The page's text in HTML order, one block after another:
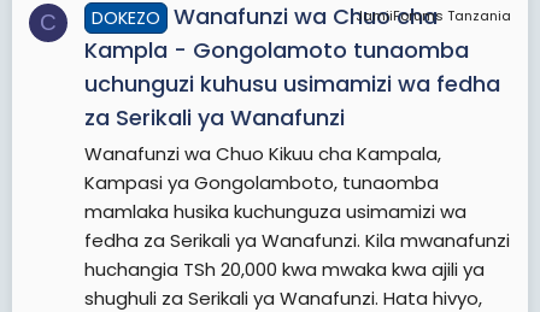
C JamiiForums Tanzania
DOKEZO
Wanafunzi wa Chuo cha
Kampla - Gongolamoto tunaomba
uchunguzi kuhusu usimamizi wa fedha
za Serikali ya Wanafunzi
Wanafunzi wa Chuo Kikuu cha Kampala,
Kampasi ya Gongolamboto, tunaomba
mamlaka husika kuchunguza usimamizi wa
fedha za Serikali ya Wanafunzi. Kila mwanafunzi
huchangia TSh 20,000 kwa mwaka kwa ajili ya
shughuli za Serikali ya Wanafunzi. Hata hivyo,